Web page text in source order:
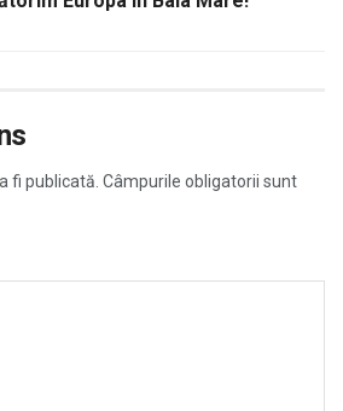
fi publicată. Câmpurile obligatorii sunt